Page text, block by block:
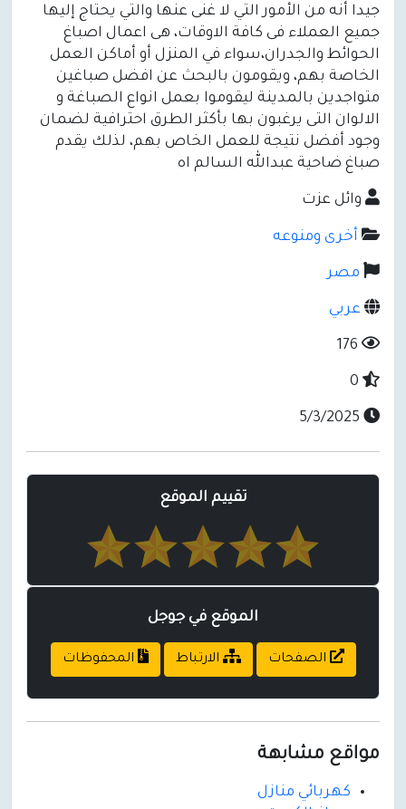
جيدا أنه من الأمور التي لا غنى عنها والتي يحتاج إليها
جميع العملاء فى كافة الاوقات، هى اعمال اصباغ
الحوائط والجدران،سواء في المنزل أو أماكن العمل
الخاصة بهم، ويقومون بالبحث عن افضل صباغين
متواجدين بالمدينة ليقوموا بعمل انواع الصباغة و
الالوان التى يرغبون بها بأكثر الطرق احترافية لضمان
وجود أفضل نتيجة للعمل الخاص بهم، لذلك يقدم
صباغ ضاحية عبدالله السالم اه
وائل عزت
أخرى ومنوعه
مصر
عربي
تقييم الموقع
الموقع في جوجل
الصفحات الارتباط المحفوظات
مواقع مشابهة
كهربائي منازل